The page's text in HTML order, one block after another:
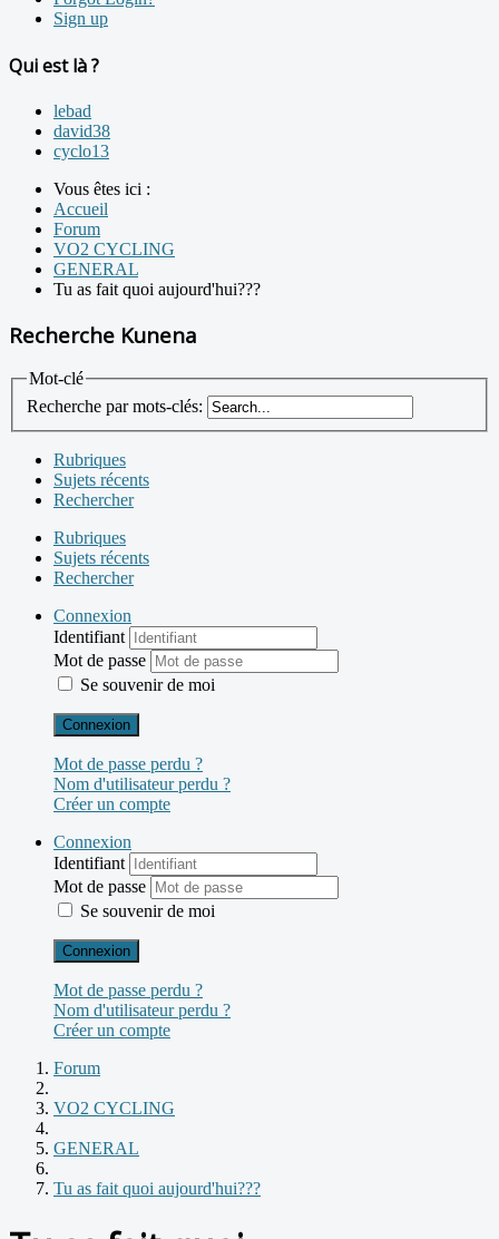
Sign up
Qui est là ?
lebad
david38
cyclo13
Vous êtes ici :
Accueil
Forum
VO2 CYCLING
GENERAL
Tu as fait quoi aujourd'hui???
Recherche Kunena
Mot-clé
Recherche par mots-clés:
Rubriques
Sujets récents
Rechercher
Rubriques
Sujets récents
Rechercher
Connexion
Identifiant
Mot de passe
Se souvenir de moi
Connexion
Mot de passe perdu ?
Nom d'utilisateur perdu ?
Créer un compte
Connexion
Identifiant
Mot de passe
Se souvenir de moi
Connexion
Mot de passe perdu ?
Nom d'utilisateur perdu ?
Créer un compte
Forum
VO2 CYCLING
GENERAL
Tu as fait quoi aujourd'hui???